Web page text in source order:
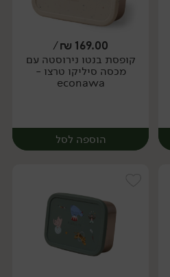
יח׳
169.00
₪
/
קופסת בנטו נירוסטה עם
מכסה סיליקו טרצו -
econawa
הוספה לסל